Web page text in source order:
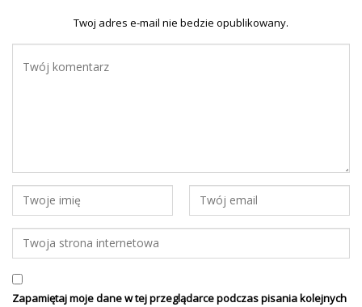
Twoj adres e-mail nie bedzie opublikowany.
Zapamiętaj moje dane w tej przeglądarce podczas pisania kolejnych